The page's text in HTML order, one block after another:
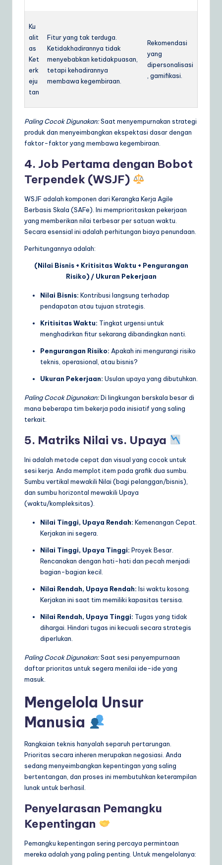
Ku
alit
as
Ket
erk
eju
tan
Fitur yang tak terduga.
Ketidakhadirannya tidak
menyebabkan ketidakpuasan,
tetapi kehadirannya
membawa kegembiraan.
Rekomendasi
yang
dipersonalisasi
, gamifikasi.
Paling Cocok Digunakan:Saat menyempurnakan strategi
produk dan menyeimbangkan ekspektasi dasar dengan
faktor-faktor yang membawa kegembiraan.
4. Job Pertama dengan Bobot
Terpendek (WSJF)
WSJF adalah komponen dari Kerangka Kerja Agile
Berbasis Skala (SAFe). Ini memprioritaskan pekerjaan
yang memberikan nilai terbesar per satuan waktu.
Secara esensial ini adalah perhitungan biaya penundaan.
Perhitungannya adalah:
(Nilai Bisnis + Kritisitas Waktu + Pengurangan
Risiko) / Ukuran Pekerjaan
Nilai Bisnis: Kontribusi langsung terhadap
pendapatan atau tujuan strategis.
Kritisitas Waktu: Tingkat urgensi untuk
menghadirkan fitur sekarang dibandingkan nanti.
Pengurangan Risiko: Apakah ini mengurangi risiko
teknis, operasional, atau bisnis?
Ukuran Pekerjaan: Usulan upaya yang dibutuhkan.
Paling Cocok Digunakan:Di lingkungan berskala besar di
mana beberapa tim bekerja pada inisiatif yang saling
terkait.
5. Matriks Nilai vs. Upaya
Ini adalah metode cepat dan visual yang cocok untuk
sesi kerja. Anda memplot item pada grafik dua sumbu.
Sumbu vertikal mewakili Nilai (bagi pelanggan/bisnis),
dan sumbu horizontal mewakili Upaya
(waktu/kompleksitas).
Nilai Tinggi, Upaya Rendah: Kemenangan Cepat.
Kerjakan ini segera.
Nilai Tinggi, Upaya Tinggi: Proyek Besar.
Rencanakan dengan hati-hati dan pecah menjadi
bagian-bagian kecil.
Nilai Rendah, Upaya Rendah: Isi waktu kosong.
Kerjakan ini saat tim memiliki kapasitas tersisa.
Nilai Rendah, Upaya Tinggi: Tugas yang tidak
dihargai. Hindari tugas ini kecuali secara strategis
diperlukan.
Paling Cocok Digunakan:Saat sesi penyempurnaan
daftar prioritas untuk segera menilai ide-ide yang
masuk.
Mengelola Unsur
Manusia
Rangkaian teknis hanyalah separuh pertarungan.
Prioritas secara inheren merupakan negosiasi. Anda
sedang menyeimbangkan kepentingan yang saling
bertentangan, dan proses ini membutuhkan keterampilan
lunak untuk berhasil.
Penyelarasan Pemangku
Kepentingan
Pemangku kepentingan sering percaya permintaan
mereka adalah yang paling penting. Untuk mengelolanya: